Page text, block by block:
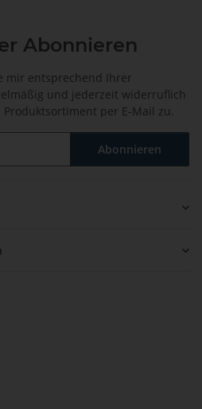
Abonnieren
mir entsprechend Ihrer
und jederzeit widerruflich
per E-Mail zu.
Abonnieren